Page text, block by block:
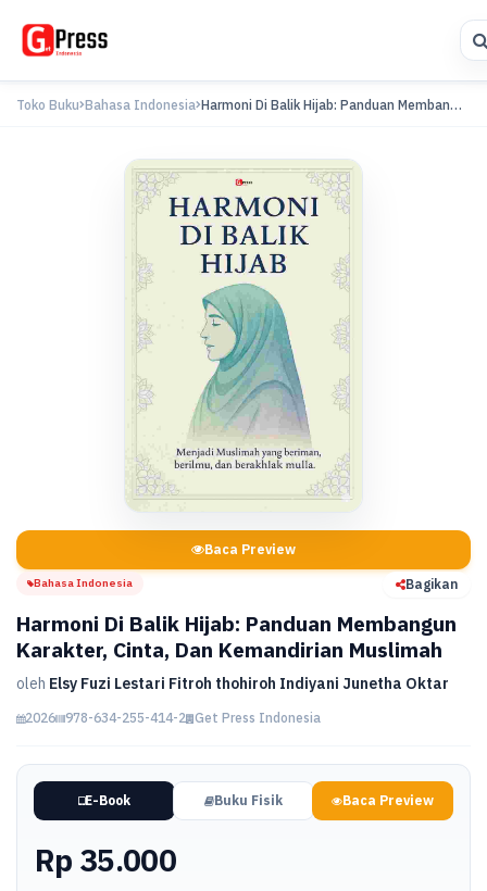
Toko Buku Bahasa Indonesia Harmoni Di Balik Hijab: Panduan Membangu...
Baca Preview
Bahasa Indonesia Bagikan
Harmoni Di Balik Hijab: Panduan Membangun
Karakter, Cinta, Dan Kemandirian Muslimah
oleh Elsy Fuzi Lestari Fitroh thohiroh Indiyani Junetha Oktar
2026 978-634-255-414-2 Get Press Indonesia
E-Book Buku Fisik Baca Preview
Rp 35.000